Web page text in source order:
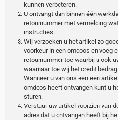
kunnen verbeteren.
U ontvangt dan binnen één
retournummer met vermelding
instructies.
Wij verzoeken u het artikel zo
voorkeur in een omdoos en voeg
retournummer toe waarbij u ook
waarnaar toe wij het credit
Wanneer u van ons een een
omdoos heeft ontvangen kunt u
sturen.
Verstuur uw artikel voorzien van
adres dat u ontvangen heeft bij